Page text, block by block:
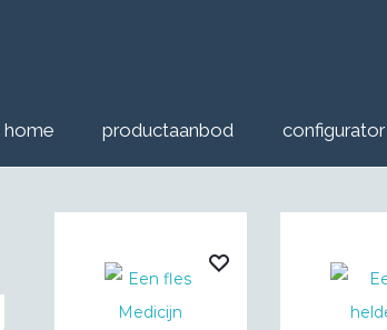
home productaanbod configurator